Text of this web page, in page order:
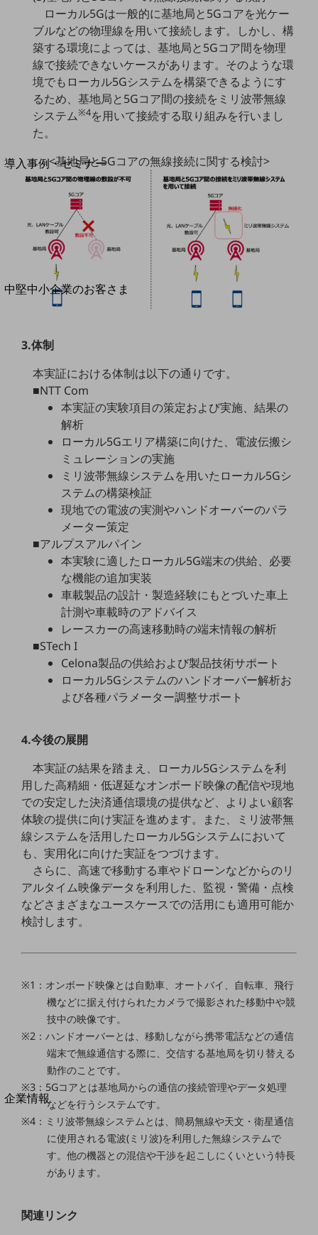
運用保守・故障紛失サポート
回線・ネットワーク
お手続き
導入事例・セミナー
導入事例TOP
最新の導入事例や注目の導入事例をご紹介します
セミナー
開催・出展する各種セミナー、イベント情報をご紹介します
別ウィンドウで開きます
中堅中小企業のお客さま
NTTドコモビジネスウォッチ
旬な話題やお役立ち資料などDXの課題を
新着記事
お役立ち資料ダウンロード
トレンド記事特集
中堅中小企業向け
サービス・ソリューション
課題やニーズに合ったサービスをご紹介し、
中堅中小企業のビジネスをサポート！
お悩みから見つける
お悩みから見つけるTOP
ネットワーク
モバイル・音声
バックオフィス
リモート・ハイブリッドワーク
セキュリティ
その他のお悩みはこちら
業界から見つける
業界から見つけるTOP
運輸業
建設業
地域産業
その他の業界はこちら
ゲーム感覚で見つける
ビジネスお悩み診断
NTTドコモビジネス
オンラインショップ
相談・申し込みができるバーチャルショップ
はじめての方へ
サービス・商品を探す
新規会員登録/ログインはこちら
100回線以上のお問い合わせ・お見積りはこちら
別ウィンドウで開きます
企業情報
企業情報TOP
会社案内TOP
社長からのご挨拶
ローカル5Gは一般的に基地局と5Gコアを光ケー
ブルなどの物理線を用いて接続します。しかし、構
築する環境によっては、基地局と5Gコア間を物理
線で接続できないケースがあります。そのような環
境でもローカル5Gシステムを構築できるようにす
るため、基地局と5Gコア間の接続をミリ波帯無線
システム※4を用いて接続する取り組みを行いまし
た。
<基地局と5Gコアの無線接続に関する検討>
3.体制
本実証における体制は以下の通りです。
■NTT Com
本実証の実験項目の策定および実施、結果の
解析
ローカル5Gエリア構築に向けた、電波伝搬シ
ミュレーションの実施
ミリ波帯無線システムを用いたローカル5Gシ
ステムの構築検証
現地での電波の実測やハンドオーバーのパラ
メーター策定
■アルプスアルパイン
本実験に適したローカル5G端末の供給、必要
な機能の追加実装
車載製品の設計・製造経験にもとづいた車上
計測や車載時のアドバイス
レースカーの高速移動時の端末情報の解析
■STech I
Celona製品の供給および製品技術サポート
ローカル5Gシステムのハンドオーバー解析お
よび各種パラメーター調整サポート
4.今後の展開
本実証の結果を踏まえ、ローカル5Gシステムを利
用した高精細・低遅延なオンボード映像の配信や現地
での安定した決済通信環境の提供など、よりよい顧客
体験の提供に向け実証を進めます。また、ミリ波帯無
線システムを活用したローカル5Gシステムにおいて
も、実用化に向けた実証をつづけます。
さらに、高速で移動する車やドローンなどからのリ
アルタイム映像データを利用した、監視・警備・点検
などさまざまなユースケースでの活用にも適用可能か
検討します。
※1：オンボード映像とは自動車、オートバイ、自転車、飛行
機などに据え付けられたカメラで撮影された移動中や競
技中の映像です。
※2：ハンドオーバーとは、移動しながら携帯電話などの通信
端末で無線通信する際に、交信する基地局を切り替える
動作のことです。
※3：5Gコアとは基地局からの通信の接続管理やデータ処理
などを行うシステムです。
※4：ミリ波帯無線システムとは、簡易無線や天文・衛星通信
に使用される電波(ミリ波)を利用した無線システムで
す。他の機器との混信や干渉を起こしにくいという特長
があります。
関連リンク